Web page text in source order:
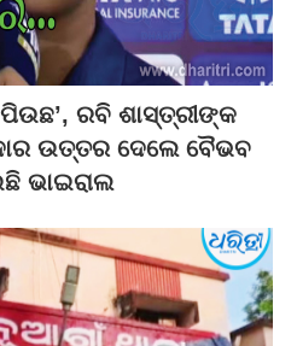
ରବି ଶାସ୍ତ୍ରୀଙ୍କ
ଉତ୍ତର ଦେଲେ ବୈଭବ
ଭାଇରାଲ